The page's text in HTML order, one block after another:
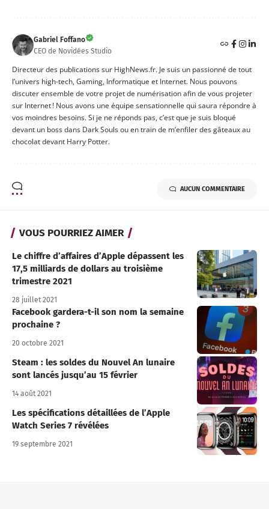
Gabriel Foffano
CEO de Novidées Studio
Directeur des publications sur HighNews.fr. Je suis un passionné de tout
l’univers high-tech, Gaming, Informatique et Internet. Nous pouvons
discuter ensemble de votre projet de numérisation afin de vous projeter
sur Internet ! Nous avons une équipe sensationnelle qui saura répondre à
vos moindres besoins. Si je ne réponds pas, c’est que je suis bloqué
devant un boss dans Dark Souls ou en train de m’enfiler des gâteaux au
chocolat devant Harry Potter.
AUCUN COMMENTAIRE
VOUS POURRIEZ AIMER
Le chiffre d’affaires d’Apple dépassent les
17,5 milliards de dollars au troisième
trimestre 2021
28 juillet 2021
Facebook gardera-t-il son nom la semaine
prochaine ?
20 octobre 2021
Steam : les soldes du Nouvel An lunaire
sont lancés jusqu’au 15 février
14 août 2021
Les spécifications détaillées de l’Apple
Watch Series 7 révélées
19 septembre 2021